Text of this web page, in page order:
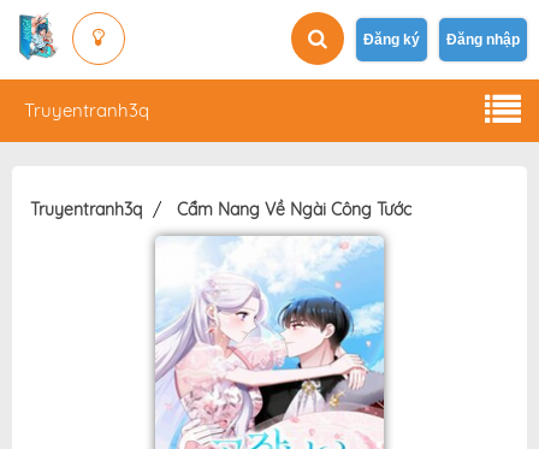
Đăng ký Đăng nhập
Truyentranh3q
Truyentranh3q Cẩm Nang Về Ngài Công Tước